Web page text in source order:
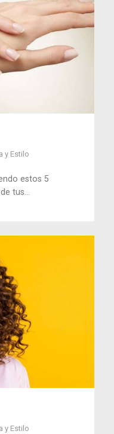
y Estilo
estos 5
tus...
y Estilo